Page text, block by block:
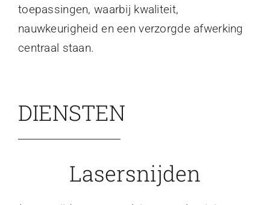
toepassingen, waarbij kwaliteit,
nauwkeurigheid en een verzorgde afwerking
centraal staan.
DIENSTEN
Lasersnijden